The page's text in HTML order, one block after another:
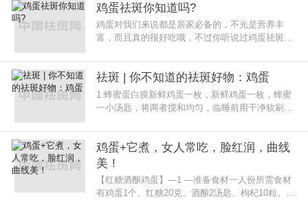
鸡蛋祛斑你知道吗?
鸡蛋对我们来说都是居家必备的，不光是营养丰
富，而且真的很好吃哦，不过你听说过鸡蛋祛斑
掉脸上讨厌斑点的mm们要行动起来了
祛斑 | 你不知道的祛斑好物：鸡蛋
1.蜂蜜蛋白膜新鲜鸡蛋一枚，新鲜鸡蛋一枚，蜂蜜
一小汤匙，将两者搅和均匀，临睡前用干净软刷子
胞，促进血液循环。待一段时间
鸡蛋+它煮，女人常吃，脸红润，曲线
美！
【红糖酒酿鸡蛋】—1 —准备食材一人份所需食材
有鸡蛋1个、红糖20克、酒酿2汤匙、枸杞10粒。—